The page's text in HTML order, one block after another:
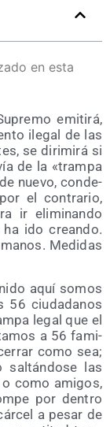
en esta
emi­ti­rá,
ile­gal de las
se diri­mi­rá si
de la «tram­pa
nue­vo, con­de­
el con­tra­rio,
ir eli­mi­nan­do
ido crean­do.
Medi­das
aquí somos
56 ciu­da­da­nos
legal que el
a 56 fami­
como sea;
sal­tán­do­se las
como ami­gos,
por den­tro
a pesar de